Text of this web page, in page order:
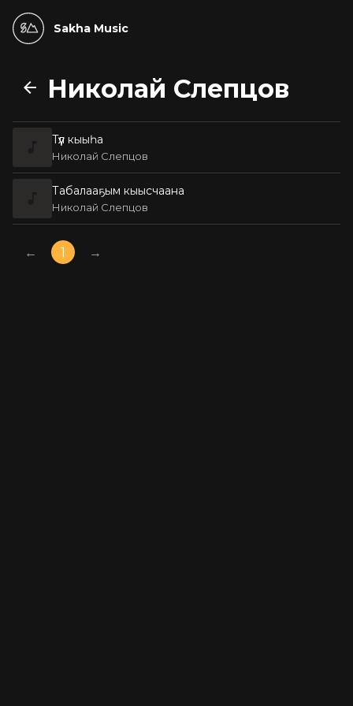
Sakha Music
Николай Слепцов
Tүүл кыыһа
Николай Слепцов
Табалааҕым кыысчаана
Николай Слепцов
← 1 →